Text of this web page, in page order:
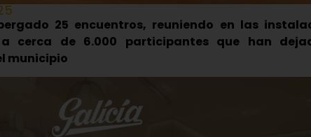
25 encuentros, reuniendo en las
cerca de 6.000 participantes que han
municipio